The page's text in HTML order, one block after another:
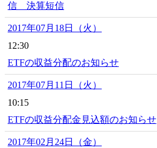
信 決算短信
2017年07月18日（火）
12:30
ETFの収益分配のお知らせ
2017年07月11日（火）
10:15
ETFの収益分配金見込額のお知らせ
2017年02月24日（金）